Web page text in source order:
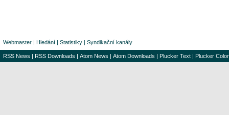
Webmaster | Hledání | Statistiky | Syndikační kanály
RSS News | RSS Downloads | Atom News | Atom Downloads | Plucker Text | Plucker Color